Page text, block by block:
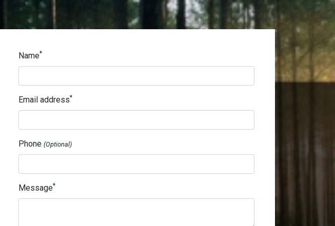
Name*
Email address*
Phone (Optional)
Message*